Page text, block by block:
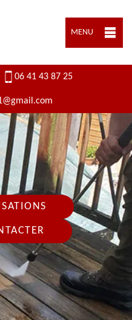
MENU
06 41 43 87 25